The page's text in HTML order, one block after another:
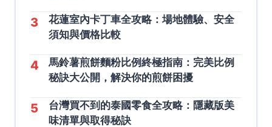
3
花蓮室內卡丁車全攻略：場地體驗、安全
須知與價格比較
4
馬鈴薯煎餅麵粉比例終極指南：完美比例
秘訣大公開，解決你的煎餅困擾
5
台灣買不到的泰國零食全攻略：隱藏版美
味清單與取得秘訣